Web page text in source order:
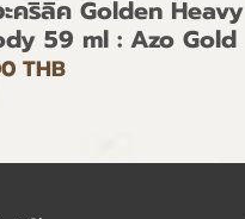
คริลิค Golden Heavy
59 ml : Azo Gold
THB